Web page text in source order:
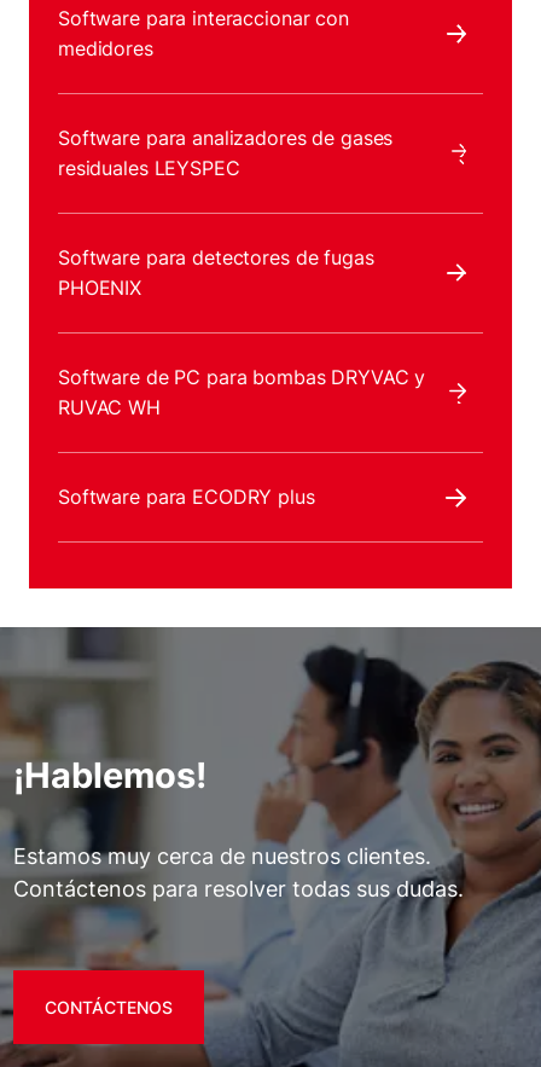
Software para interaccionar con
medidores
Software para analizadores de gases
residuales LEYSPEC
Software para detectores de fugas
PHOENIX
Software de PC para bombas DRYVAC y
RUVAC WH
Software para ECODRY plus
¡Hablemos!
Estamos muy cerca de nuestros clientes.
Contáctenos para resolver todas sus dudas.
CONTÁCTENOS